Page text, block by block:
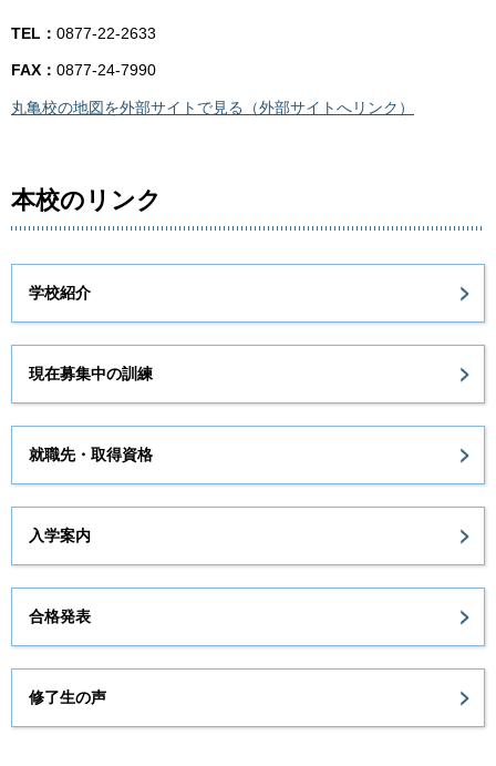
TEL： 0877-22-2633
FAX： 0877-24-7990
丸亀校の地図を外部サイトで見る（外部サイトへリンク）
本校のリンク
学校紹介
現在募集中の訓練
就職先・取得資格
入学案内
合格発表
修了生の声